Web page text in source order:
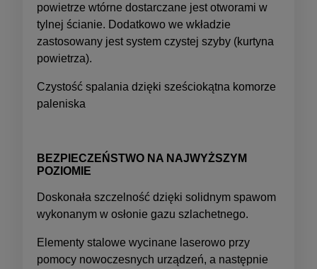
powietrze wtórne dostarczane jest otworami w
tylnej ścianie. Dodatkowo we wkładzie
zastosowany jest system czystej szyby (kurtyna
powietrza).
Czystość spalania dzięki sześciokątna komorze
paleniska
BEZPIECZEŃSTWO NA NAJWYŻSZYM
POZIOMIE
Doskonała szczelność dzięki solidnym spawom
wykonanym w osłonie gazu szlachetnego.
Elementy stalowe wycinane laserowo przy
pomocy nowoczesnych urządzeń, a następnie